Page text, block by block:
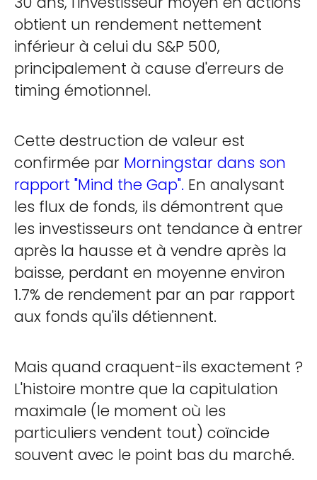
obtient un rendement nettement
inférieur à celui du S&P 500,
principalement à cause d'erreurs de
timing émotionnel.
Cette destruction de valeur est
confirmée par Morningstar dans son
rapport "Mind the Gap". En analysant
les flux de fonds, ils démontrent que
les investisseurs ont tendance à entrer
après la hausse et à vendre après la
baisse, perdant en moyenne environ
1.7% de rendement par an par rapport
aux fonds qu'ils détiennent.
Mais quand craquent-ils exactement ?
L'histoire montre que la capitulation
maximale (le moment où les
particuliers vendent tout) coïncide
souvent avec le point bas du marché.